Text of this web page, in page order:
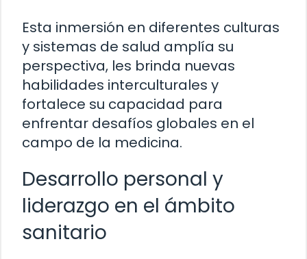
Esta inmersión en diferentes culturas
y sistemas de salud amplía su
perspectiva, les brinda nuevas
habilidades interculturales y
fortalece su capacidad para
enfrentar desafíos globales en el
campo de la medicina.
Desarrollo personal y
liderazgo en el ámbito
sanitario